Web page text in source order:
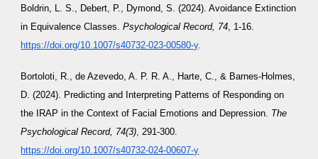
Boldrin, L. S., Debert, P., Dymond, S. (2024). Avoidance Extinction
in Equivalence Classes.Psychological Record, 74, 1-16.
https://doi.org/10.1007/s40732-023-00580-y.
Bortoloti, R., de Azevedo, A. P. R. A., Harte, C., & Barnes-Holmes,
D. (2024). Predicting and Interpreting Patterns of Responding on
the IRAP in the Context of Facial Emotions and Depression. The
Psychological Record, 74(3), 291-300.
https://doi.org/10.1007/s40732-024-00607-y